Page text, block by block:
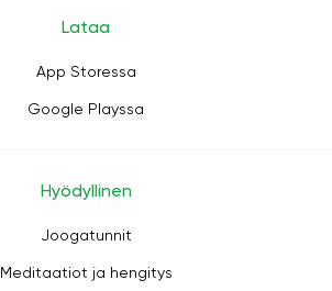
Lataa
App Storessa
Google Playssa
Hyödyllinen
Joogatunnit
Meditaatiot ja hengitys